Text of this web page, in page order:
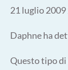
21 luglio
Daphne ha
Questo tipo